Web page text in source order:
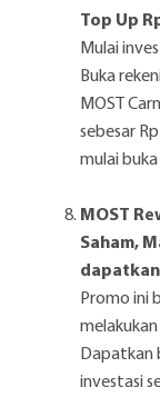
Top Up
Mulai
Buka
MOST
sebesar
mulai
MOST
Saham,
dapatkan
Promo ini
Dapatkan
investasi